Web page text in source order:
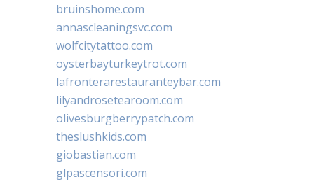
bruinshome.com
annascleaningsvc.com
wolfcitytattoo.com
oysterbayturkeytrot.com
lafronterarestauranteybar.com
lilyandrosetearoom.com
olivesburgberrypatch.com
theslushkids.com
giobastian.com
glpascensori.com